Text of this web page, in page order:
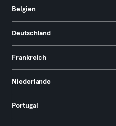
Belgien
Deutschland
Frankreich
Niederlande
Portugal